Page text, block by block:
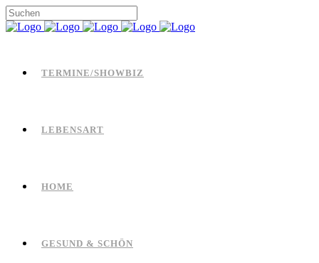
TERMINE/SHOWBIZ
LEBENSART
HOME
GESUND & SCHÖN